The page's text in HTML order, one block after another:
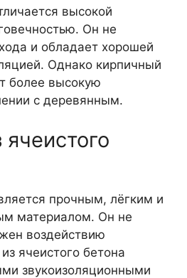
высокой
Он не
и обладает хорошей
Однако кирпичный
более высокую
с деревянным.
прочным, лёгким и
материалом. Он не
воздействию
ячеистого бетона
звукоизоляционными